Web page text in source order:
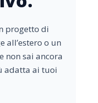
progetto di
all’estero o un
non sai ancora
adatta ai tuoi